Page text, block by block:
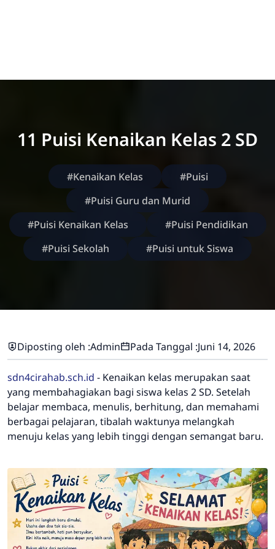
11 Puisi Kenaikan Kelas 2 SD
#Kenaikan Kelas
#Puisi
#Puisi Guru dan Murid
#Puisi Kenaikan Kelas
#Puisi Pendidikan
#Puisi Sekolah
#Puisi untuk Siswa
Diposting oleh :Admin Pada Tanggal :Juni 14, 2026
sdn4cirahab.sch.id - Kenaikan kelas merupakan saat
yang membahagiakan bagi siswa kelas 2 SD. Setelah
belajar membaca, menulis, berhitung, dan memahami
berbagai pelajaran, tibalah waktunya melangkah
menuju kelas yang lebih tinggi dengan semangat baru.